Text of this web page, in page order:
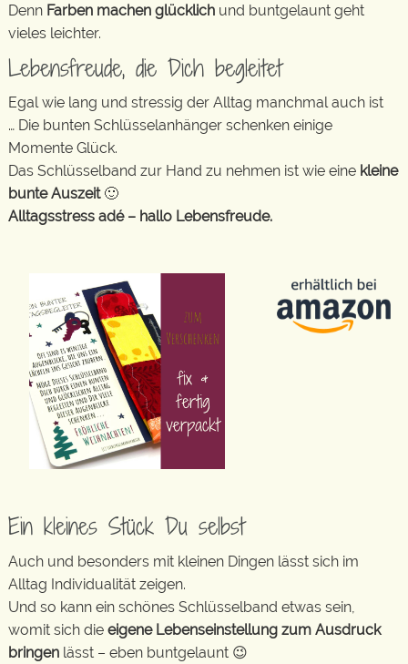
Denn Farben machen glücklich und buntgelaunt geht
vieles leichter.
Lebensfreude, die Dich begleitet
Egal wie lang und stressig der Alltag manchmal auch ist
… Die bunten Schlüsselanhänger schenken einige
Momente Glück.
Das Schlüsselband zur Hand zu nehmen ist wie eine kleine
bunte Auszeit🙂
Alltagsstress adé – hallo Lebensfreude.
Ein kleines Stück Du selbst
Auch und besonders mit kleinen Dingen lässt sich im
Alltag Individualität zeigen.
Und so kann ein schönes Schlüsselband etwas sein,
womit sich die eigene Lebenseinstellung zum Ausdruck
bringen lässt – eben buntgelaunt 😉